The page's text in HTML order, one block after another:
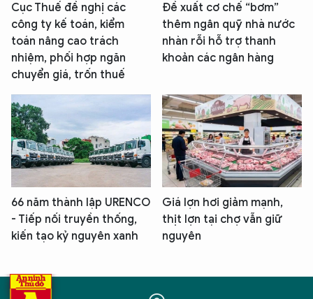
Cục Thuế đề nghị các
công ty kế toán, kiểm
toán nâng cao trách
nhiệm, phối hợp ngăn
chuyển giá, trốn thuế
Đề xuất cơ chế “bơm”
thêm ngân quỹ nhà nước
nhàn rỗi hỗ trợ thanh
khoản các ngân hàng
66 năm thành lập URENCO
- Tiếp nối truyền thống,
kiến tạo kỷ nguyên xanh
Giá lợn hơi giảm mạnh,
thịt lợn tại chợ vẫn giữ
nguyên